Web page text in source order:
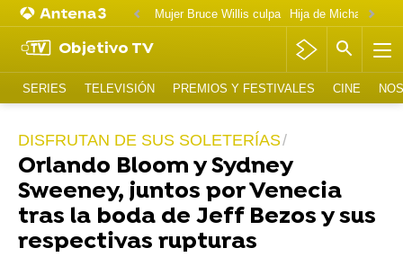
Mujer Bruce Willis culpa
Objetivo TV
SERIES TELEVISIÓN PREMIOS Y FESTIVALES CINE
DISFRUTAN DE SUS SOLETERÍAS
Orlando Bloom y Sydney
Sweeney, juntos por Venecia
tras la boda de Jeff Bezos y sus
respectivas rupturas